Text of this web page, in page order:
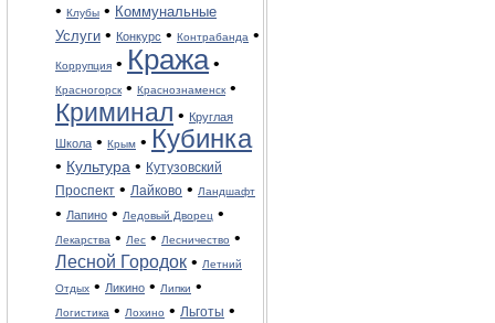
• Клубы • Коммунальные
Услуги • Конкурс • Контрабанда •
Коррупция • Кража•
Красногорск • Краснознаменск •
Криминал • Круглая
Школа • Крым • Кубинка
• Культура • Кутузовский
Проспект • Лайково • Ландшафт
• Лапино • Ледовый Дворец •
Лекарства • Лес • Лесничество •
Лесной Городок • Летний
Отдых • Ликино • Липки •
Логистика • Лохино • Льготы •